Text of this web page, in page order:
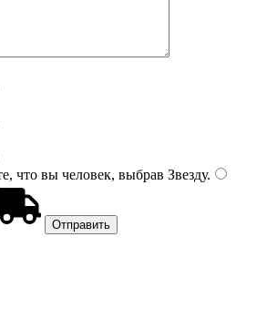
что вы человек, выбрав Звезду.